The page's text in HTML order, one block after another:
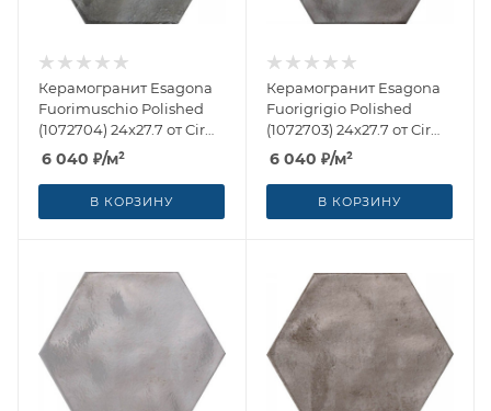
Керамогранит Esagona
Fuorimuschio Polished
(1072704) 24x27.7 от Cir
Ceramiche (Италия)
6 040 ₽/м²
В КОРЗИНУ
Керамогранит Esagona
Fuorigrigio Polished
(1072703) 24x27.7 от Cir
Ceramiche (Италия)
6 040 ₽/м²
В КОРЗИНУ